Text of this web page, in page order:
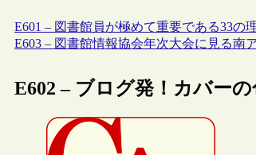
E601 – 図書館員が極めて重要である33の
E603 – 図書館情報協会年次大会に見る南
E602 – ブログ発！カバー